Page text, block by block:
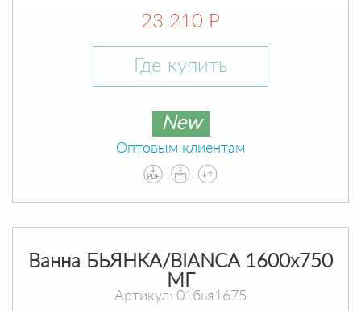
23 210 Р
Где купить
New
Оптовым клиентам
Ванна БЬЯНКА/BIANCA 1600х750
МГ
Артикул: 01бья1675